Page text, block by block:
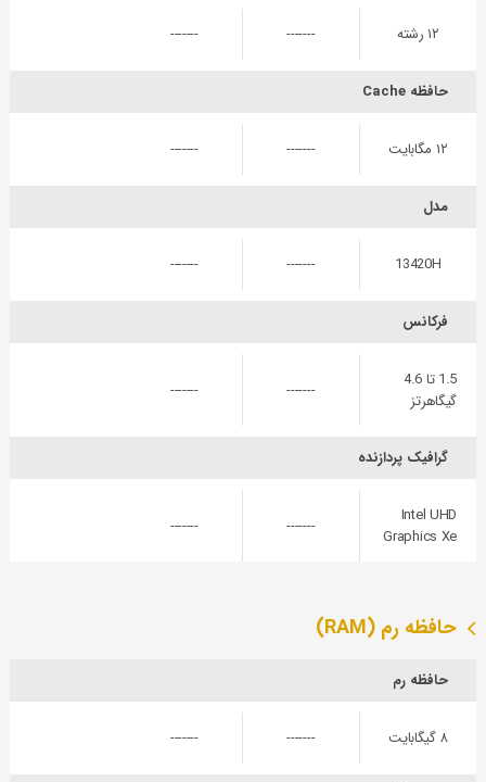
۱۲ رشته -------
-------
حافظه Cache
۱۲ مگابایت -------
-------
مدل
13420H
-------
-------
فرکانس
1.5 تا 4.6
گیگاهرتز
-------
-------
گرافیک پردازنده
Intel UHD
Graphics Xe
-------
-------
حافظه رم (RAM)
حافظه رم
۸ گیگابایت -------
-------